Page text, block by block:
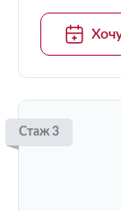
Стаж 3